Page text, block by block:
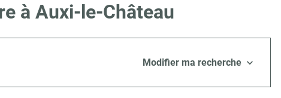
à Auxi-le-Château
Modifier ma recherche